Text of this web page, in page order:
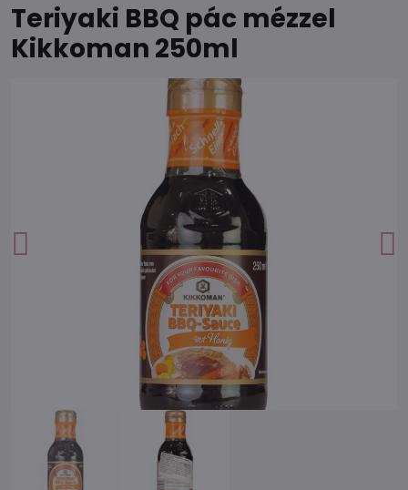
Teriyaki BBQ pác mézzel
Kikkoman 250ml